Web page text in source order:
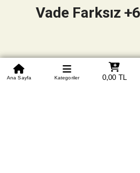
0850 305 09 70
Beden Tablosu Banka Hesapları
Ana Sayfa Kategoriler 0,00 TL
Vade Farksız